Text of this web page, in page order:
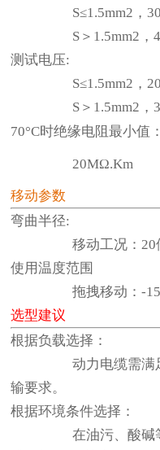
S≤1.5mm2，
S＞1.5mm2，
测试电压:
S≤1.5mm2，
S＞1.5mm2，
70°C时绝缘电阻最小
20MΩ.Km
移动参数
弯曲半径:
移动工况：20倍
使用温度范围
拖拽移动：-15
选型建议
根据负载选择：
动力电缆需满足功
输要求。
根据环境条件选择：
在油污、酸碱等环